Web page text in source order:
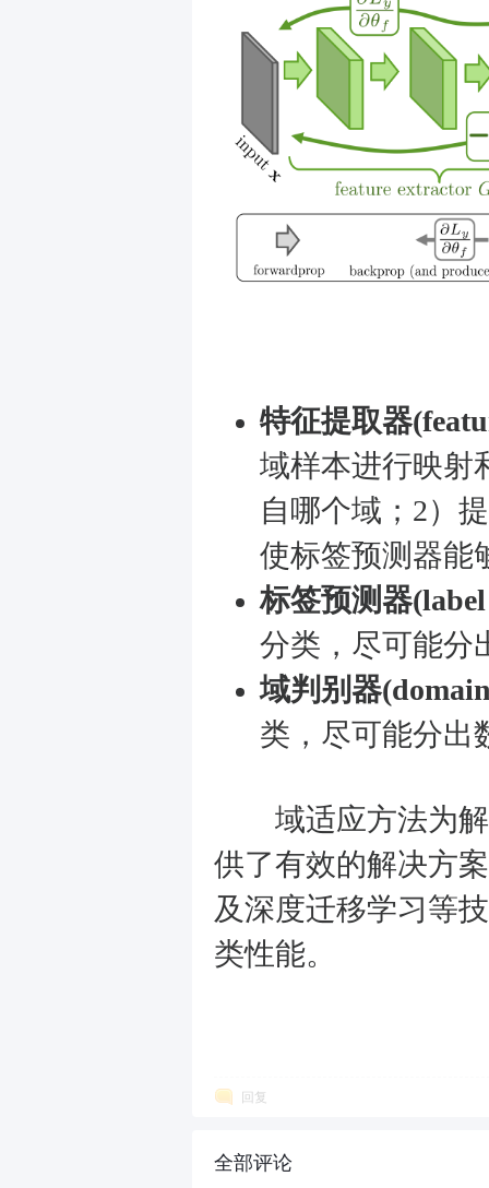
特征提取器
域样本进行映射
自哪个域；2）
使标签预测器能
标签预测器
分类，尽可能分
域判别器
类，尽可能分出
域适应方法为解
供了有效的解决方
及深度迁移学习等
类性能。
回复
全部评论